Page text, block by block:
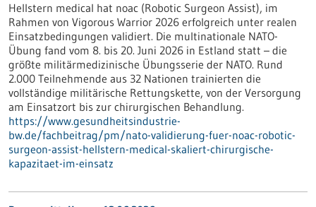
Hellstern medical hat noac (Robotic Surgeon Assist), im
Rahmen von Vigorous Warrior 2026 erfolgreich unter realen
Einsatzbedingungen validiert. Die multinationale NATO-
Übung fand vom 8. bis 20. Juni 2026 in Estland statt – die
größte militärmedizinische Übungsserie der NATO. Rund
2.000 Teilnehmende aus 32 Nationen trainierten die
vollständige militärische Rettungskette, von der Versorgung
am Einsatzort bis zur chirurgischen Behandlung.
https://www.gesundheitsindustrie-
bw.de/fachbeitrag/pm/nato-validierung-fuer-noac-robotic-
surgeon-assist-hellstern-medical-skaliert-chirurgische-
kapazitaet-im-einsatz